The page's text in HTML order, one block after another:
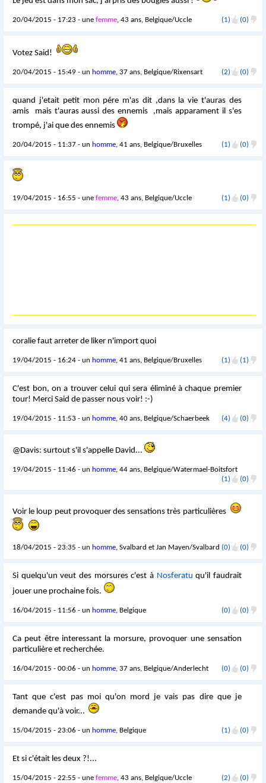
20/04/2015 - 17:23 - unefemme, 43 ans, Belgique/Uccle (1) (0)
Votez Said!
20/04/2015 - 15:49 - un homme, 37 ans, Belgique/Rixensart (2) (0)
quand j'etait petit mon pére m'as dit ,dans la vie t'auras des
amis mais t'auras aussi des ennemis ,mais apparament il s'es
trompé, j'ai que des ennemis
20/04/2015 - 11:37 - un homme, 41 ans, Belgique/Bruxelles (1) (0)
19/04/2015 - 16:55 - unefemme, 43 ans, Belgique/Uccle (1) (0)
coralie faut arreter de liker n'import quoi
19/04/2015 - 16:24 - un homme, 41 ans, Belgique/Bruxelles (1) (1)
C'est bon, on a trouver celui qui sera éliminé à chaque premier
tour! Merci Said de passer nous voir! :-)
19/04/2015 - 11:53 - un homme, 40 ans, Belgique/Schaerbeek (4) (0)
@Davis: surtout s'il s'appelle David...
19/04/2015 - 11:46 - un homme, 44 ans, Belgique/Watermael-Boitsfort
(1)
(0)
Voir le loup peut provoquer des sensations très particulières
18/04/2015 - 23:35 - un homme, Svalbard et Jan Mayen/Svalbard (0) (0)
Si quelqu'un veut des morsures c'est à Nosferatu qu'il faudrait
jouer une prochaine fois.
16/04/2015 - 11:56 - un homme, Belgique (0) (0)
Ca peut être interessant la morsure, provoquer une sensation
particulière et recherchée.
16/04/2015 - 00:06 - un homme, 37 ans, Belgique/Anderlecht (0) (0)
Tant que c'est pas moi qu'on mord je vais pas dire que je
demande qu'à voir...
15/04/2015 - 23:06 - un homme, Belgique (1) (0)
Et si c'était les deux ?!...
15/04/2015 - 22:55 - unefemme, 43 ans, Belgique/Uccle (2) (0)